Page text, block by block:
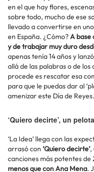
en el que hay flores,
sobre todo, mucho de ese
llevado a convertirse en
en España. ¿Cómo?A base
y de trabajar muy duro
apenas tenía 14 años y
allá de las palabras o de los
procede es rescatar esa
para que le puedas dar al
amenizar este Día de Reyes.
‘Quiero decirte’, un
‘La Idea’ llega con las
arrasó con ‘Quiero decirte’,
canciones más potentes de
menos que con Ana Mena.